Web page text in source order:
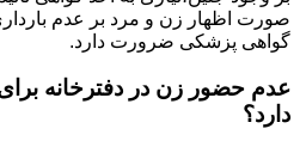
صورت اظهار زن و مرد بر عدم
گواهی پزشکی ضرورت دارد.
عدم حضور زن در دفترخانه
دارد؟